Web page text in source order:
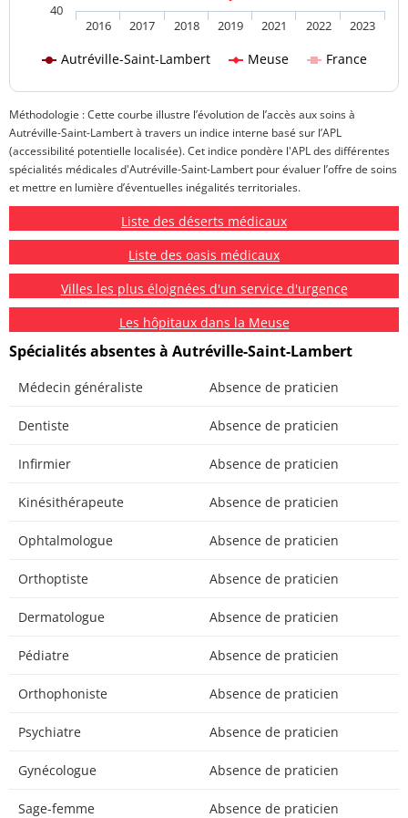
Autréville-Saint-Lambert Meuse France
2016 2017 2018 2019 2021 2022 2023
40
Méthodologie : Cette courbe illustre l’évolution de l’accès aux soins à
Autréville-Saint-Lambert à travers un indice interne basé sur l’APL
(accessibilité potentielle localisée). Cet indice pondère l'APL des différentes
spécialités médicales d'Autréville-Saint-Lambert pour évaluer l’offre de soins
et mettre en lumière d’éventuelles inégalités territoriales.
Liste des déserts médicaux
Liste des oasis médicaux
Villes les plus éloignées d'un service d'urgence
Les hôpitaux dans la Meuse
Spécialités absentes à Autréville-Saint-Lambert
Médecin généraliste Absence de praticien
Dentiste Absence de praticien
Infirmier Absence de praticien
Kinésithérapeute Absence de praticien
Ophtalmologue Absence de praticien
Orthoptiste Absence de praticien
Dermatologue Absence de praticien
Pédiatre Absence de praticien
Orthophoniste Absence de praticien
Psychiatre Absence de praticien
Gynécologue Absence de praticien
Sage-femme Absence de praticien